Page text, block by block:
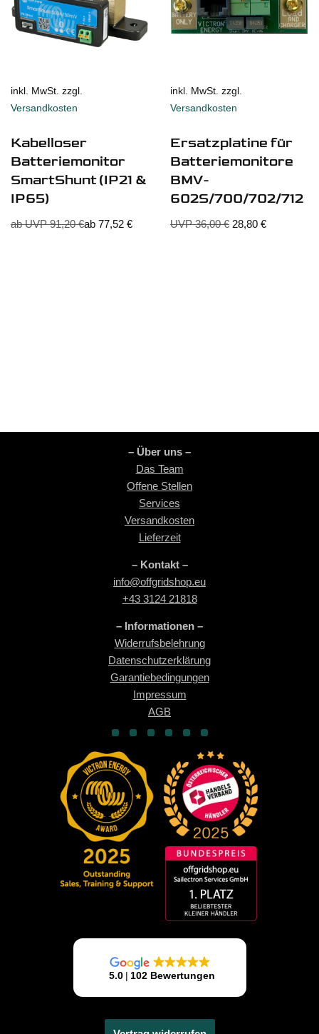
inkl. MwSt. zzgl.
Versandkosten
Kabelloser
Batteriemonitor
SmartShunt (IP21 &
IP65)
ab UVP91,20€ab 77,52 €
inkl. MwSt. zzgl.
Versandkosten
Ersatzplatine für
Batteriemonitore
BMV-
602S/700/702/712
UVP36,00€ 28,80 €
– Über uns –
Das Team
Offene Stellen
Services
Versandkosten
Lieferzeit
– Kontakt –
info@offgridshop.eu
+43 3124 21818
– Informationen –
Widerrufsbelehrung
Datenschutzerklärung
Garantiebedingungen
Impressum
AGB